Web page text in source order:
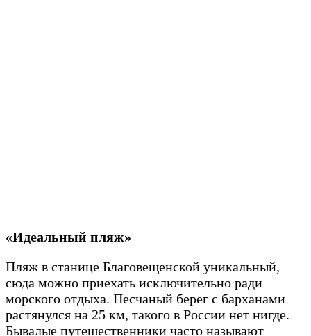
«Идеальный пляж»
Пляж в станице Благовещенской уникальный,
сюда можно приехать исключительно ради
морского отдыха. Песчаный берег с барханами
растянулся на 25 км, такого в России нет нигде.
Бывалые путешественники часто называют